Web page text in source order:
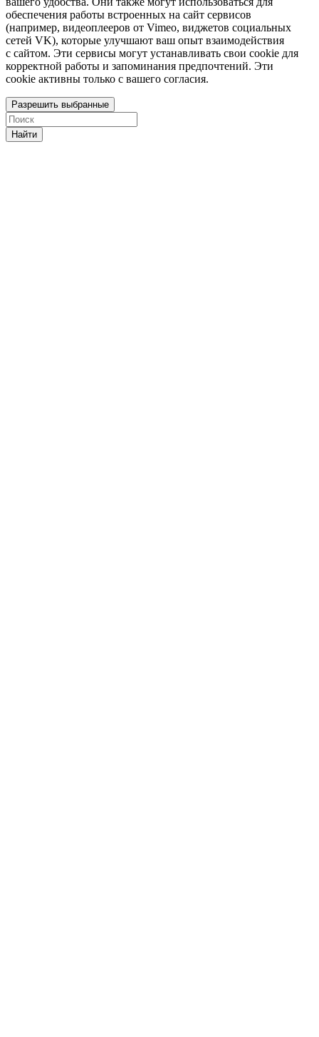
обеспечения работы встроенных на сайт сервисов
(например, видеоплееров от Vimeo, виджетов социальных
сетей VK), которые улучшают ваш опыт взаимодействия
с сайтом. Эти сервисы могут устанавливать свои cookie для
корректной работы и запоминания предпочтений. Эти
cookie активны только с вашего согласия.
Разрешить выбранные
Найти